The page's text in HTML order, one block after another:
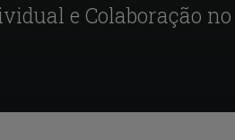
e Colaboração no